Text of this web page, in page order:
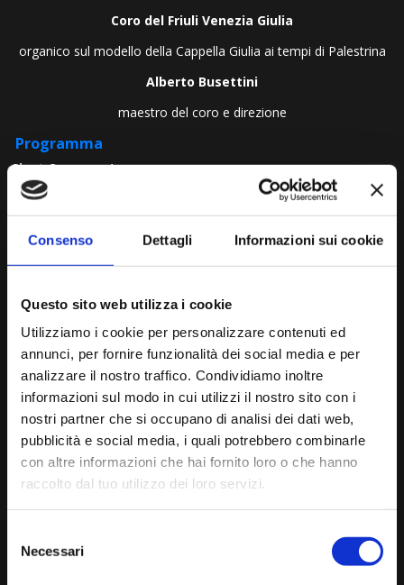
Consenso Dettagli Informazioni sui cookie
Questo sito web utilizza i cookie
Utilizziamo i cookie per personalizzare contenuti ed
annunci, per fornire funzionalità dei social media e per
analizzare il nostro traffico. Condividiamo inoltre
informazioni sul modo in cui utilizzi il nostro sito con i
nostri partner che si occupano di analisi dei dati web,
pubblicità e social media, i quali potrebbero combinarle
con altre informazioni che hai fornito loro o che hanno
raccolto dal tuo utilizzo dei loro servizi.
delNecessari
Coro del Friuli Venezia Giulia
organico sul modello della Cappella Giulia ai tempi di Palestrina
Alberto Busettini
maestro del coro e direzione
Programma
Sicut Cervusa 4 v.
Motectorum …, Liber Secundus
Venezia, Antonio Gardano, 1604
Kyrie – Gloria – Credo – Sanctus et Benedictus – Agnus Dei
1567
—————————————–
O Magnum Mysterium
(prima pars)– Quem vidistis pastores
(secunda pars) a 6 v.
Motectorum …, Liber Primus,Roma, Eredi di Valerio & Luigi Dorico,
1569
Tu es Petrusa 6 v.
Peccantem me quotidie
Motettorum.., Liber Secundus,
Venezia, Gerolamo Scotto, 1572